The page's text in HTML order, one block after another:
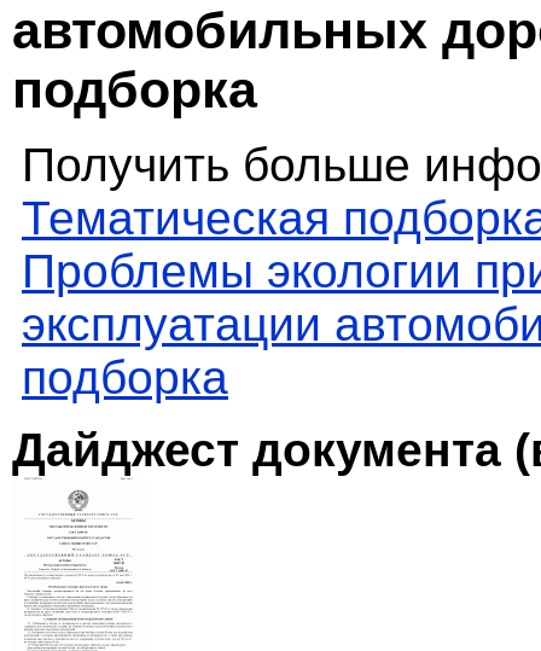
автомобильных
подборка
Получить больше
Тематическая
Проблемы экологии
эксплуатации
подборка
Дайджест документа